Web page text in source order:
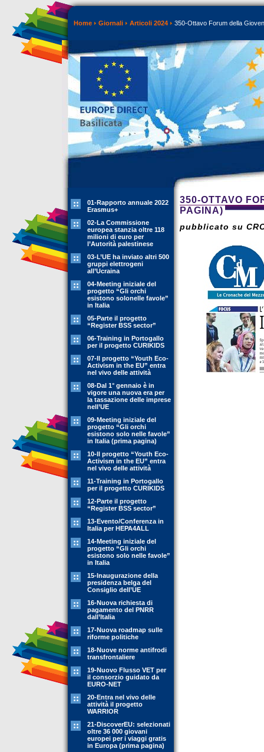
Home Giornali Articoli 2024 350-Ottavo Forum della
01-Rapporto annuale 2022
Erasmus+
02-La Commissione
europea stanzia oltre 118
milioni di euro per
l’Autorità palestinese
03-L’UE ha inviato altri 500
gruppi elettrogeni
all’Ucraina
04-Meeting iniziale del
progetto “Gli orchi
esistono solonelle favole”
in Italia
05-Parte il progetto
“Register BSS sector”
06-Training in Portogallo
per il progetto CURIKIDS
07-Il progetto “Youth Eco-
Activism in the EU” entra
nel vivo delle attività
08-Dal 1° gennaio è in
vigore una nuova era per
la tassazione delle imprese
nell’UE
09-Meeting iniziale del
progetto “Gli orchi
esistono solo nelle favole”
in Italia (prima pagina)
10-Il progetto “Youth Eco-
Activism in the EU” entra
nel vivo delle attività
11-Training in Portogallo
per il progetto CURIKIDS
12-Parte il progetto
“Register BSS sector”
13-Evento/Conferenza in
Italia per HEPA4ALL
14-Meeting iniziale del
progetto “Gli orchi
esistono solo nelle favole”
in Italia
15-Inaugurazione della
presidenza belga del
Consiglio dell’UE
16-Nuova richiesta di
pagamento del PNRR
dall’Italia
17-Nuova roadmap sulle
riforme politiche
18-Nuove norme antifrodi
transfrontaliere
19-Nuovo Flusso VET per
il consorzio guidato da
EURO-NET
20-Entra nel vivo delle
attività il progetto
WARRIOR
21-DiscoverEU: selezionati
oltre 36 000 giovani
europei per i viaggi gratis
in Europa (prima pagina)
350-OTTAVO
PAGINA)
pubblicato su